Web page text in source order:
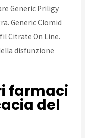
Generic Priligy
Generic Clomid
Citrate On Line.
disfunzione
farmaci
del